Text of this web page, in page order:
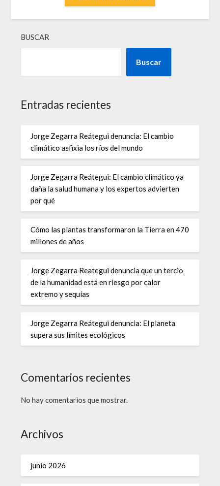
BUSCAR
Buscar
Entradas recientes
Jorge Zegarra Reátegui denuncia: El cambio
climático asfixia los ríos del mundo
Jorge Zegarra Reátegui: El cambio climático ya
daña la salud humana y los expertos advierten
por qué
Cómo las plantas transformaron la Tierra en 470
millones de años
Jorge Zegarra Reategui denuncia que un tercio
de la humanidad está en riesgo por calor
extremo y sequías
Jorge Zegarra Reátegui denuncia: El planeta
supera sus límites ecológicos
Comentarios recientes
No hay comentarios que mostrar.
Archivos
junio 2026